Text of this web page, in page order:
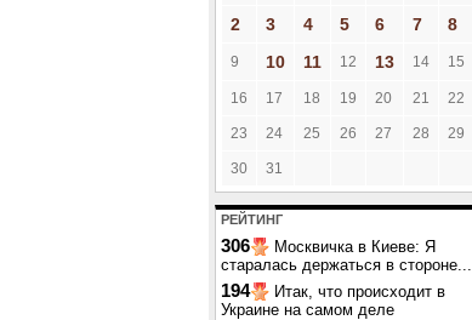
2
3 4 5 6 7 8
9 10 11 12 13 14 15
16 17 18 19 20 21 22
23 24 25 26 27 28 29
30 31
РЕЙТИНГ
306
Москвичка в Киеве: Я
старалась держаться в стороне...
194
Итак, что происходит в
Украине на самом деле